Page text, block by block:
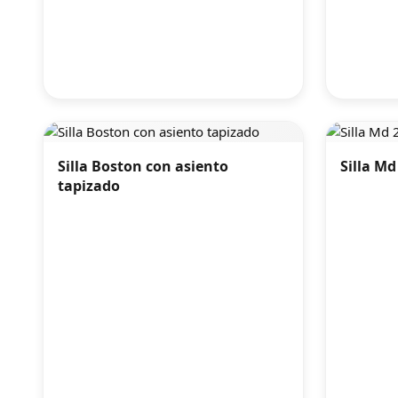
Silla Boston con asiento
tapizado
Silla Md